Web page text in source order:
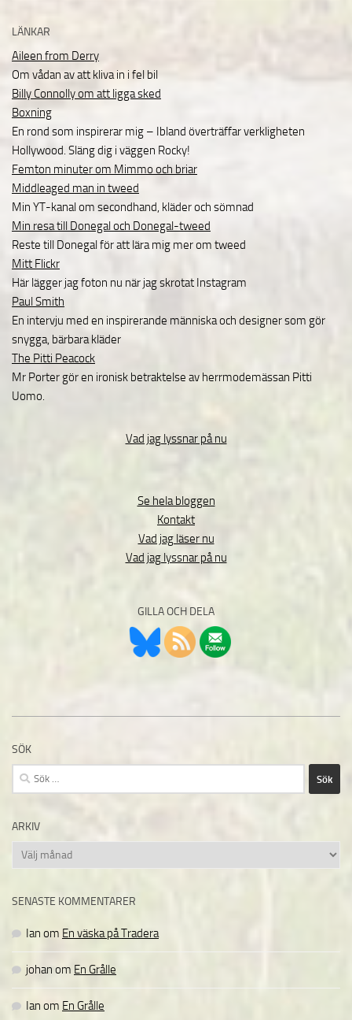
LÄNKAR
Aileen from Derry
Om vådan av att kliva in i fel bil
Billy Connolly om att ligga sked
Boxning
En rond som inspirerar mig – Ibland överträffar verkligheten
Hollywood. Släng dig i väggen Rocky!
Femton minuter om Mimmo och briar
Middleaged man in tweed
Min YT-kanal om secondhand, kläder och sömnad
Min resa till Donegal och Donegal-tweed
Reste till Donegal för att lära mig mer om tweed
Mitt Flickr
Här lägger jag foton nu när jag skrotat Instagram
Paul Smith
En intervju med en inspirerande människa och designer som gör
snygga, bärbara kläder
The Pitti Peacock
Mr Porter gör en ironisk betraktelse av herrmodemässan Pitti
Uomo.
Vad jag lyssnar på nu
Se hela bloggen
Kontakt
Vad jag läser nu
Vad jag lyssnar på nu
GILLA OCH DELA
SÖK
Sök
efter:
ARKIV
Arkiv
SENASTE KOMMENTARER
Ian om En väska på Tradera
johan om En Grålle
Ian om En Grålle